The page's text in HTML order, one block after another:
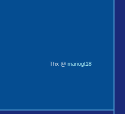
Thx @ mariogt18